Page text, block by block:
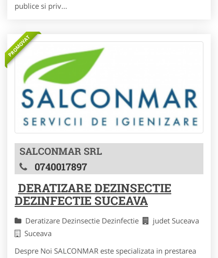
publice si priv...
PROMOVAT
SALCONMAR SRL
0740017897
DERATIZARE DEZINSECTIE
DEZINFECTIE SUCEAVA
Deratizare Dezinsectie Dezinfectie
judet Suceava
Suceava
Despre Noi SALCONMAR este specializata in prestarea